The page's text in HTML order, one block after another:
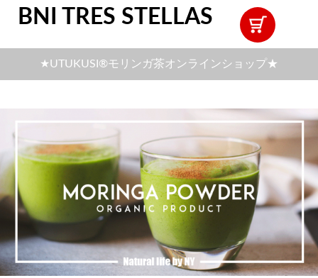
BNI TRES STELLAS
★UTUKUSI®モリンガ茶オンラインショップ★